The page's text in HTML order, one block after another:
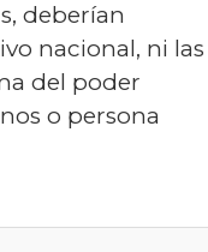
deberían
nacional, ni las
del poder
o persona